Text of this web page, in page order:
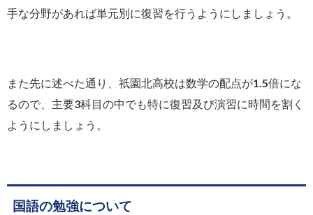
手な分野があれば単元別に復習を行うようにしましょう。
また先に述べた通り、祇園北高校は数学の配点が1.5倍にな
るので、主要3科目の中でも特に復習及び演習に時間を割く
ようにしましょう。
国語の勉強について